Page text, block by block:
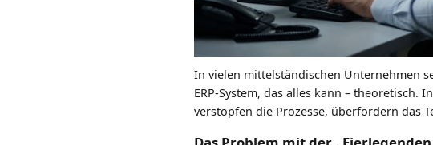
In vielen mittelständischen Unternehmen
ERP-System, das alles kann –
verstopfen die Prozesse, überfordern das